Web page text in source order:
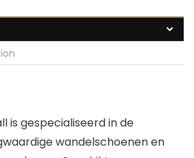
is gespecialiseerd in de
wandelschoenen en